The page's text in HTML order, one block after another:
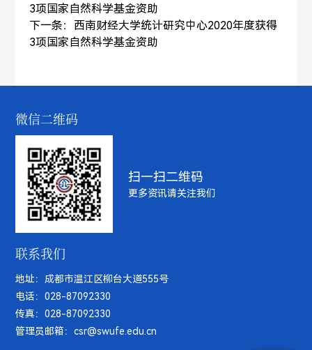
3项国家自然科学基金资助
下一条： 西南财经大学统计研究中心2020年度获得
3项国家自然科学基金资助
微信二维码
扫一扫二维码
更多资讯请关注我们
联系我们
地址：成都市温江区柳台大道555号
电话：028-87092330
传真：028-87092330
管理员邮箱：csr@swufe.edu.cn